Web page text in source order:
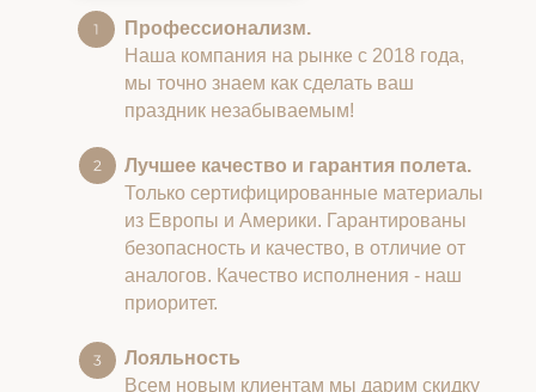
Профессионализм.
Наша компания на рынке с 2018 года,
мы точно знаем как сделать ваш
праздник незабываемым!
Лучшее качество и гарантия полета.
Только сертифицированные материалы
из Европы и Америки. Гарантированы
безопасность и качество, в отличие от
аналогов. Качество исполнения - наш
приоритет.
Лояльность
Всем новым клиентам мы дарим скидку